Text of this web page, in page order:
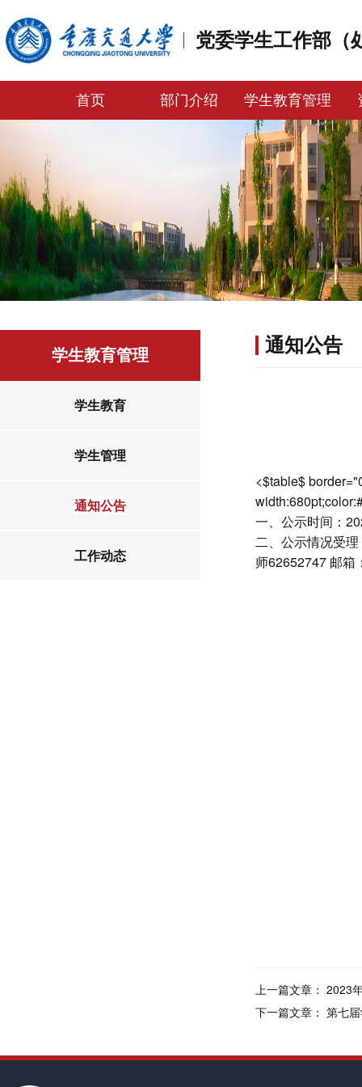
党委学生工作部（
首页 部门介绍 学生教育管理
学生教育管理
学生教育
学生管理
通知公告
工作动态
通知公告
<$table$
一、公示时间：
二、公示情况受理
师62652747 邮箱
上一篇文章： 2023
下一篇文章： 第七